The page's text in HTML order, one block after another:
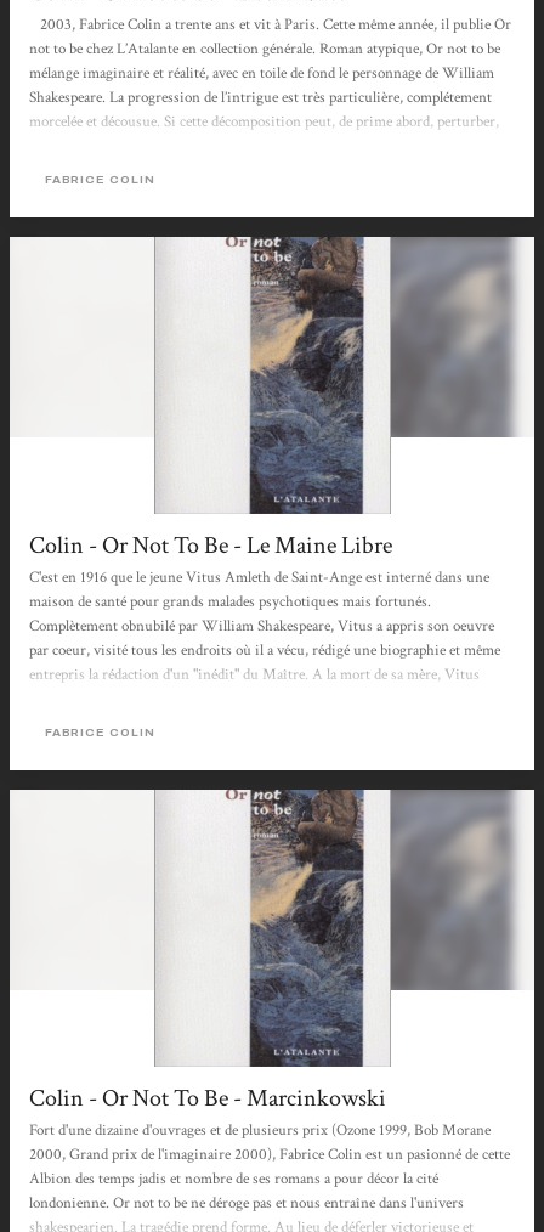
2003, Fabrice Colin a trente ans et vit à Paris. Cette même année, il publie Or
not to be chez L’Atalante en collection générale. Roman atypique, Or not to be
mélange imaginaire et réalité, avec en toile de fond le personnage de William
Shakespeare. La progression de l’intrigue est très particulière, complétement
morcelée et décousue. Si cette décomposition peut, de prime abord, perturber,
FABRICE COLIN
Colin - Or Not To Be - Le Maine Libre
C'est en 1916 que le jeune Vitus Amleth de Saint-Ange est interné dans une
maison de santé pour grands malades psychotiques mais fortunés.
Complètement obnubilé par William Shakespeare, Vitus a appris son oeuvre
par coeur, visité tous les endroits où il a vécu, rédigé une biographie et même
entrepris la rédaction d'un "inédit" du Maître. A la mort de sa mère, Vitus
FABRICE COLIN
Colin - Or Not To Be - Marcinkowski
Fort d'une dizaine d'ouvrages et de plusieurs prix (Ozone 1999, Bob Morane
2000, Grand prix de l'imaginaire 2000), Fabrice Colin est un pasionné de cette
Albion des temps jadis et nombre de ses romans a pour décor la cité
londonienne. Or not to be ne déroge pas et nous entraîne dans l'univers